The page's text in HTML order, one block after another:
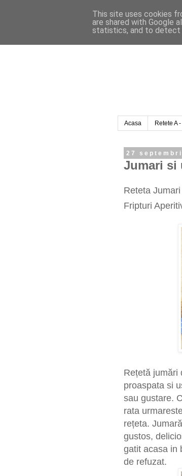
Acasa Retete A
27
Jumari si
Reteta
Fripturi
Rețetă jumări
proaspata si
sau gustare.
rata
rețeta.
gustos,
gatit acasa in
de refuzat.
This site uses cookies
are shared with Google
statistics, and to detect